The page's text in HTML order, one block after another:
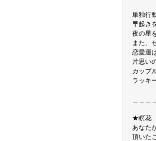
単独行
早起き
夜の星
また、
恋愛運
片思い
カップ
ラッキ
★瞑花
あなた
頂いた